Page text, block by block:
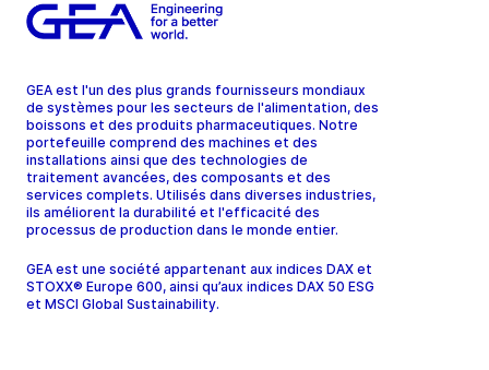
GEA est l'un des plus grands fournisseurs mondiaux
de systèmes pour les secteurs de l'alimentation, des
boissons et des produits pharmaceutiques. Notre
portefeuille comprend des machines et des
installations ainsi que des technologies de
traitement avancées, des composants et des
services complets. Utilisés dans diverses industries,
ils améliorent la durabilité et l'efficacité des
processus de production dans le monde entier.
GEA est une société appartenant aux indices DAX et
STOXX® Europe 600, ainsi qu’aux indices DAX 50 ESG
et MSCI Global Sustainability.